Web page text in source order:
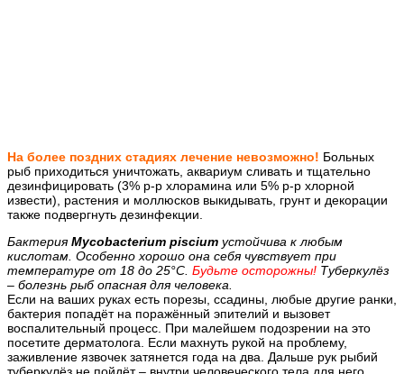
На более поздних стадиях лечение невозможно! Больных
рыб приходиться уничтожать, аквариум сливать и тщательно
дезинфицировать (3% р-р хлорамина или 5% р-р хлорной
извести), растения и моллюсков выкидывать, грунт и декорации
также подвергнуть дезинфекции.
БактерияMycobacterium piscium устойчива к любым
кислотам. Особенно хорошо она себя чувствует при
температуре от 18 до 25°С. Будьте осторожны! Туберкулёз
– болезнь рыб опасная для человека.
Если на ваших руках есть порезы, ссадины, любые другие ранки,
бактерия попадёт на поражённый эпителий и вызовет
воспалительный процесс. При малейшем подозрении на это
посетите дерматолога. Если махнуть рукой на проблему,
заживление язвочек затянется года на два. Дальше рук рыбий